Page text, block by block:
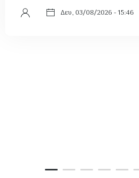
Δευ, 03/08/2026 - 15:46